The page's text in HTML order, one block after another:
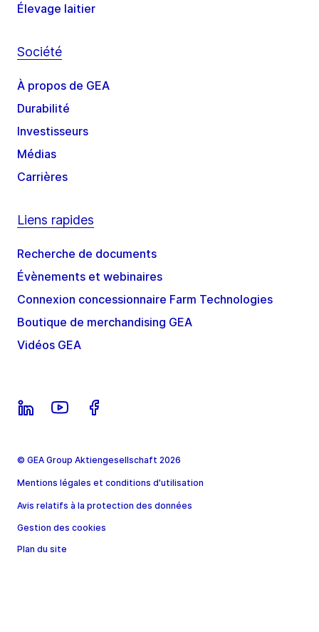
Élevage laitier
Société
À propos de GEA
Durabilité
Investisseurs
Médias
Carrières
Liens rapides
Recherche de documents
Évènements et webinaires
Connexion concessionnaire Farm Technologies
Boutique de merchandising GEA
Vidéos GEA
© GEA Group Aktiengesellschaft 2026
Mentions légales et conditions d'utilisation
Avis relatifs à la protection des données
Gestion des cookies
Plan du site